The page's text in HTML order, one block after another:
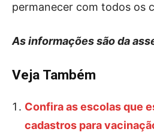
permanecer com todos os
As informações são da
Veja Também
Confira as escolas que
cadastros para